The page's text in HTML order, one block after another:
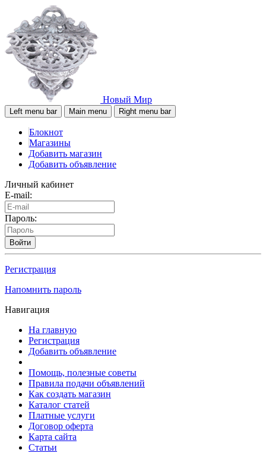
Новый Мир
Left menu bar Main menu Right menu bar
Блокнот
Магазины
Добавить магазин
Добавить объявление
Личный кабинет
E-mail:
Пароль:
Войти
Регистрация
Напомнить пароль
Навигация
На главную
Регистрация
Добавить объявление
Помощь, полезные советы
Правила подачи объявлений
Как создать магазин
Каталог статей
Платные услуги
Договор оферта
Карта сайта
Статьи